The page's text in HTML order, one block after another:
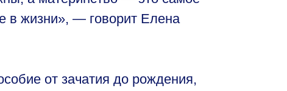
в жизни», — говорит Елена
от зачатия до рождения,